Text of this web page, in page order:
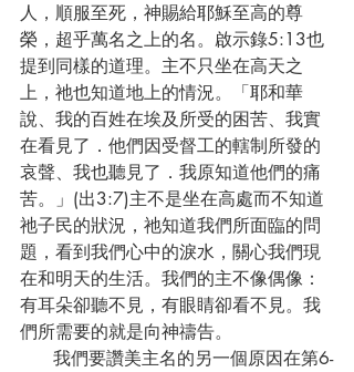
人，順服至死，神賜給耶穌至高的尊
榮，超乎萬名之上的名。啟示錄5:13也
提到同樣的道理。主不只坐在高天之
上，祂也知道地上的情況。「耶和華
說、我的百姓在埃及所受的困苦、我實
在看見了．他們因受督工的轄制所發的
哀聲、我也聽見了．我原知道他們的痛
苦。」(出3:7)主不是坐在高處而不知道
祂子民的狀況，祂知道我們所面臨的問
題，看到我們心中的淚水，關心我們現
在和明天的生活。我們的主不像偶像：
有耳朵卻聽不見，有眼睛卻看不見。我
們所需要的就是向神禱告。